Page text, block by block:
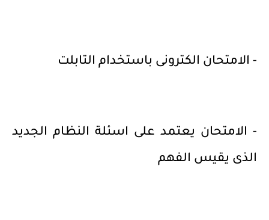
- الامتحان الكترونى باستخدام التابلت
- الامتحان يعتمد على اسئلة النظام الجديد
الذى يقيس الفهم